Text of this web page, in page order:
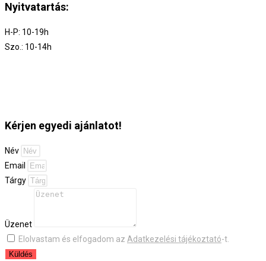
Nyitvatartás:
H-P: 10-19h
Szo.: 10-14h
Kérjen egyedi ajánlatot!
Név
Email
Tárgy
Üzenet
Elolvastam és elfogadom az Adatkezelési tájékoztató-t.
Küldés